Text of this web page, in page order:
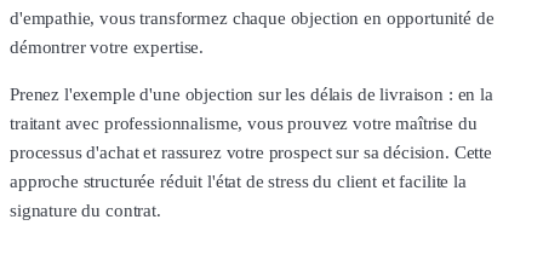
d'empathie, vous transformez chaque objection en opportunité de
démontrer votre expertise.
Prenez l'exemple d'une objection sur les délais de livraison : en la
traitant avec professionnalisme, vous prouvez votre maîtrise du
processus d'achat et rassurez votre prospect sur sa décision. Cette
approche structurée réduit l'état de stress du client et facilite la
signature du contrat.